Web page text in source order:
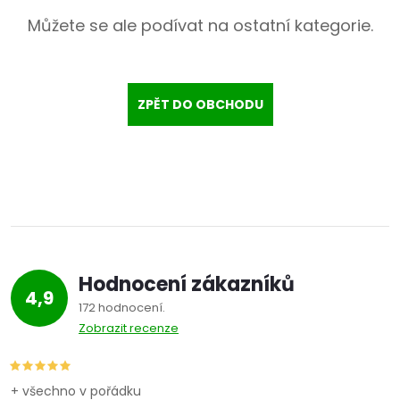
Můžete se ale podívat na ostatní kategorie.
ZPĚT DO OBCHODU
4,9 Hodnocení zákazníků
172 hodnocení
Zobrazit recenze
+ všechno v pořádku